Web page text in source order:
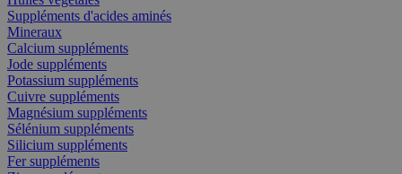
Suppléments d'acides aminés
Mineraux
Calcium suppléments
Jode suppléments
Potassium suppléments
Cuivre suppléments
Magnésium suppléments
Sélénium suppléments
Silicium suppléments
Fer suppléments